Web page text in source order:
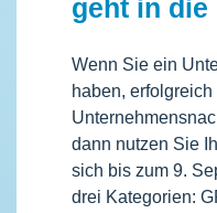
geht in die
Wenn Sie ein
haben,
dann nutzen Sie
sich bis zum 9.
drei Kategorien: